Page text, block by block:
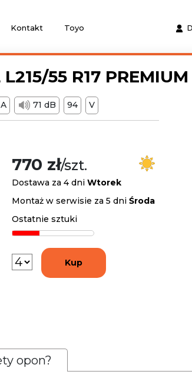
Kontakt Toyo
55 R17
A 71 dB 94 V
770 zł/szt.
Dostawa za 4 dni Wtorek
Montaż w serwisie za 5 dni Środa
Ostatnie sztuki
Kup
opon?